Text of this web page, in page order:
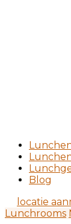
Blog
locatie
Lunchrooms